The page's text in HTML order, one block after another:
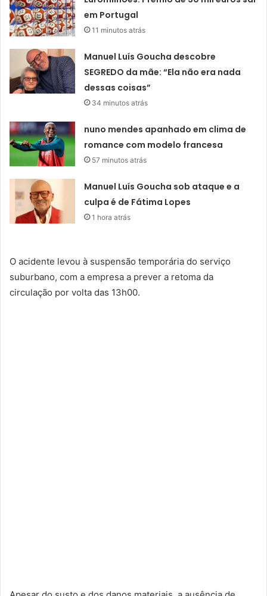
em Portugal
11 minutos atrás
Manuel Luís Goucha descobre
SEGREDO da mãe: “Ela não era nada
dessas coisas”
34 minutos atrás
nuno mendes apanhado em clima de
romance com modelo francesa
57 minutos atrás
Manuel Luís Goucha sob ataque e a
culpa é de Fátima Lopes
1 hora atrás
O acidente levou à suspensão temporária do serviço
suburbano, com a empresa a prever a retoma da
circulação por volta das 13h00.